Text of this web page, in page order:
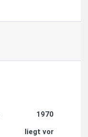
1970
liegt vor